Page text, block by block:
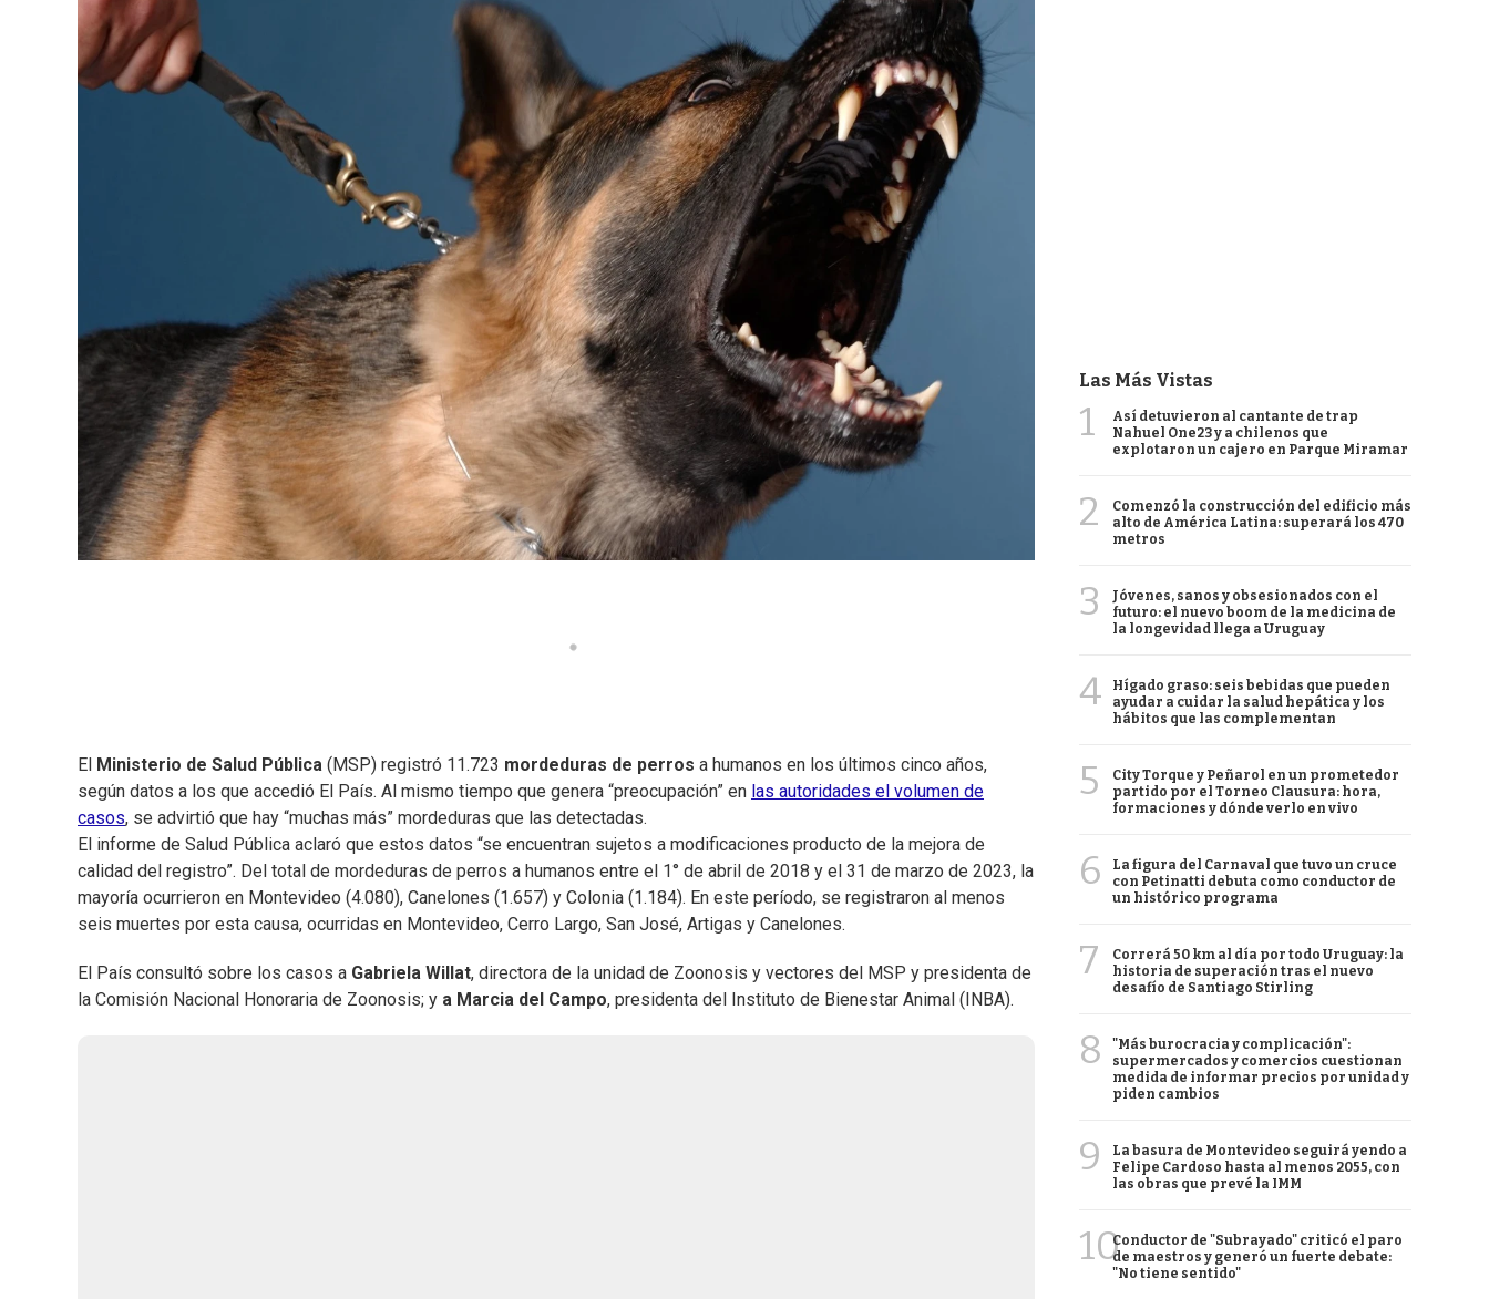
El Ministerio de Salud Pública (MSP) registró 11.723 mordeduras de perros a humanos en los últimos cinco años,
según datos a los que accedió El País. Al mismo tiempo que genera “preocupación” en las autoridades el volumen de
casos, se advirtió que hay “muchas más” mordeduras que las detectadas.
El informe de Salud Pública aclaró que estos datos “se encuentran sujetos a modificaciones producto de la mejora de
calidad del registro”. Del total de mordeduras de perros a humanos entre el 1° de abril de 2018 y el 31 de marzo de 2023, la
mayoría ocurrieron en Montevideo (4.080), Canelones (1.657) y Colonia (1.184). En este período, se registraron al menos
seis muertes por esta causa, ocurridas en Montevideo, Cerro Largo, San José, Artigas y Canelones.
El País consultó sobre los casos a Gabriela Willat, directora de la unidad de Zoonosis y vectores del MSP y presidenta de
la Comisión Nacional Honoraria de Zoonosis; y a Marcia del Campo, presidenta del Instituto de Bienestar Animal (INBA).
Las Más Vistas
1
Así detuvieron al cantante de trap
Nahuel One23 y a chilenos que
explotaron un cajero en Parque Miramar
2
Comenzó la construcción del edificio más
alto de América Latina: superará los 470
metros
3
Jóvenes, sanos y obsesionados con el
futuro: el nuevo boom de la medicina de
la longevidad llega a Uruguay
4
Hígado graso: seis bebidas que pueden
ayudar a cuidar la salud hepática y los
hábitos que las complementan
5
City Torque y Peñarol en un prometedor
partido por el Torneo Clausura: hora,
formaciones y dónde verlo en vivo
6
La figura del Carnaval que tuvo un cruce
con Petinatti debuta como conductor de
un histórico programa
7
Correrá 50 km al día por todo Uruguay: la
historia de superación tras el nuevo
desafío de Santiago Stirling
8
"Más burocracia y complicación":
supermercados y comercios cuestionan
medida de informar precios por unidad y
piden cambios
9
La basura de Montevideo seguirá yendo a
Felipe Cardoso hasta al menos 2055, con
las obras que prevé la IMM
10Conductor de "Subrayado" criticó el paro
de maestros y generó un fuerte debate:
"No tiene sentido"